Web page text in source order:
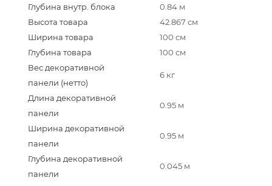
Глубина внутр. блока
0.84 м
Высота товара
42.867 см
Ширина товара
100 см
Глубина товара
100 см
Вес декоративной
панели (нетто)
6 кг
Длина декоративной
панели
0.95 м
Ширина декоративной
панели
0.95 м
Глубина декоративной
панели
0.045 м